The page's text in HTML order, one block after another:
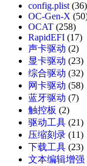
config.plist(36)
OC-Gen-X
OCAT (258)
RapidEFI (17)
声卡驱动 (2)
显卡驱动 (23)
综合驱动 (32)
网卡驱动 (58)
蓝牙驱动 (7)
触控板 (2)
驱动工具 (21)
压缩刻录 (11)
下载工具 (23)
文本编辑增强